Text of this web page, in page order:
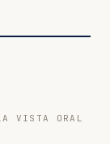
VISTA ORAL